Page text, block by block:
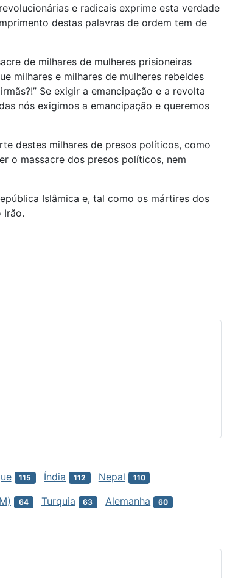
e radicais exprime esta verdade
destas palavras de ordem tem de
de milhares de mulheres prisioneiras
milhares e milhares de mulheres rebeldes
Se exigir a emancipação e a revolta
nós exigimos a emancipação e queremos
destes milhares de presos políticos, como
o massacre dos presos políticos, nem
Islâmica e, tal como os mártires dos
Irão.
115 Índia 112 Nepal 110
64 Turquia 63 Alemanha 60